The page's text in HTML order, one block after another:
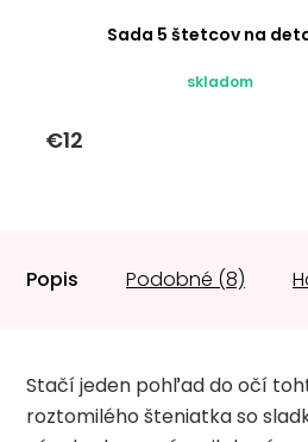
Sada 5 štetcov na
skladom
€12
Popis Podobné (8)
Stačí jeden pohľad do očí
roztomilého šteniatka so